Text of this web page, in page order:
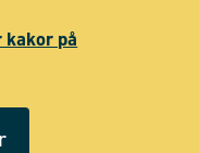
kakor på